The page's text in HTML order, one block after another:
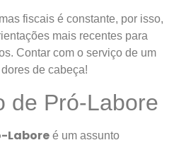
fiscais é constante, por isso,
mais recentes para
Contar com o serviço de um
de cabeça!
de Pró-Labore
Labore é um assunto